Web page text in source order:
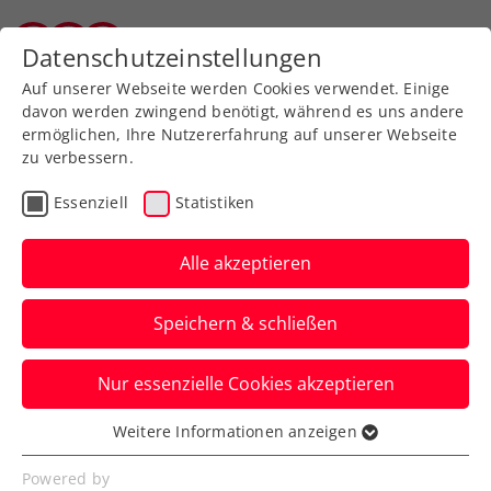
Zurück zur Newsübersicht
Turniere
Generali Open Kitzbühel:
Sensationeller Ofner
kämpft Gasquet nieder
Gerald Melzer muss hingegen in der
ersten Hauptrunde des ATP-250-
Heimturniers in Tirol aufgeben.
Verfasst von: Manuel Wachta, 26.07.2022
Datenschutzeinstellungen
Auf unserer Webseite werden Cookies verwendet. Einige
davon werden zwingend benötigt, während es uns andere
ermöglichen, Ihre Nutzererfahrung auf unserer Webseite
zu verbessern.
Essenziell Statistiken
Alle akzeptieren
Speichern & schließen
Nur essenzielle Cookies akzeptieren
Essenziell
Essenzielle Cookies werden für grundlegende
Weitere Informationen anzeigen
Powered by